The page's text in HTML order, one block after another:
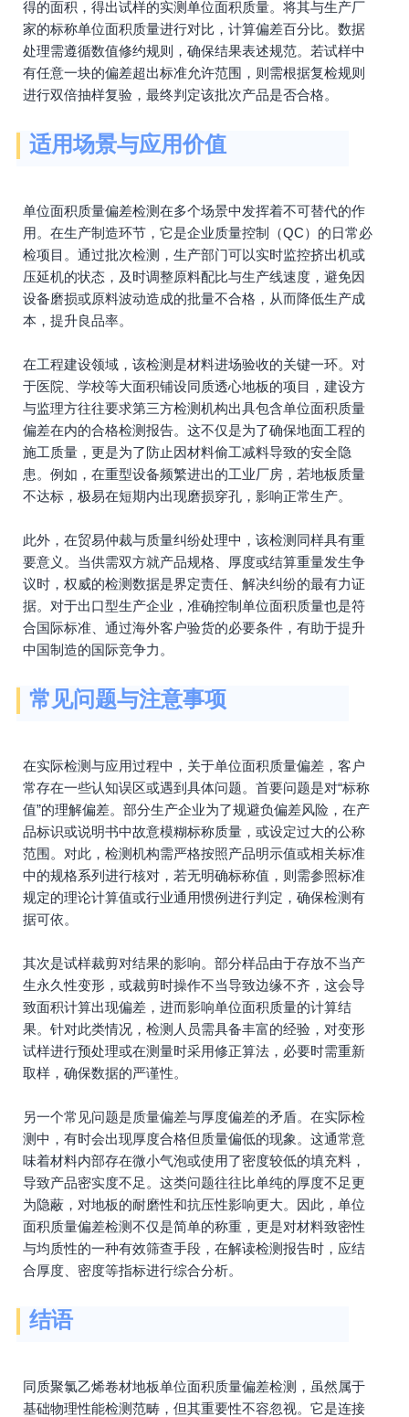
得的面积，得出试样的实测单位面积质量。将其与生产厂
家的标称单位面积质量进行对比，计算偏差百分比。数据
处理需遵循数值修约规则，确保结果表述规范。若试样中
有任意一块的偏差超出标准允许范围，则需根据复检规则
进行双倍抽样复验，最终判定该批次产品是否合格。
适用场景与应用价值
单位面积质量偏差检测在多个场景中发挥着不可替代的作
用。在生产制造环节，它是企业质量控制（QC）的日常必
检项目。通过批次检测，生产部门可以实时监控挤出机或
压延机的状态，及时调整原料配比与生产线速度，避免因
设备磨损或原料波动造成的批量不合格，从而降低生产成
本，提升良品率。
在工程建设领域，该检测是材料进场验收的关键一环。对
于医院、学校等大面积铺设同质透心地板的项目，建设方
与监理方往往要求第三方检测机构出具包含单位面积质量
偏差在内的合格检测报告。这不仅是为了确保地面工程的
施工质量，更是为了防止因材料偷工减料导致的安全隐
患。例如，在重型设备频繁进出的工业厂房，若地板质量
不达标，极易在短期内出现磨损穿孔，影响正常生产。
此外，在贸易仲裁与质量纠纷处理中，该检测同样具有重
要意义。当供需双方就产品规格、厚度或结算重量发生争
议时，权威的检测数据是界定责任、解决纠纷的最有力证
据。对于出口型生产企业，准确控制单位面积质量也是符
合国际标准、通过海外客户验货的必要条件，有助于提升
中国制造的国际竞争力。
常见问题与注意事项
在实际检测与应用过程中，关于单位面积质量偏差，客户
常存在一些认知误区或遇到具体问题。首要问题是对“标称
值”的理解偏差。部分生产企业为了规避负偏差风险，在产
品标识或说明书中故意模糊标称质量，或设定过大的公称
范围。对此，检测机构需严格按照产品明示值或相关标准
中的规格系列进行核对，若无明确标称值，则需参照标准
规定的理论计算值或行业通用惯例进行判定，确保检测有
据可依。
其次是试样裁剪对结果的影响。部分样品由于存放不当产
生永久性变形，或裁剪时操作不当导致边缘不齐，这会导
致面积计算出现偏差，进而影响单位面积质量的计算结
果。针对此类情况，检测人员需具备丰富的经验，对变形
试样进行预处理或在测量时采用修正算法，必要时需重新
取样，确保数据的严谨性。
另一个常见问题是质量偏差与厚度偏差的矛盾。在实际检
测中，有时会出现厚度合格但质量偏低的现象。这通常意
味着材料内部存在微小气泡或使用了密度较低的填充料，
导致产品密实度不足。这类问题往往比单纯的厚度不足更
为隐蔽，对地板的耐磨性和抗压性影响更大。因此，单位
面积质量偏差检测不仅是简单的称重，更是对材料致密性
与均质性的一种有效筛查手段，在解读检测报告时，应结
合厚度、密度等指标进行综合分析。
结语
同质聚氯乙烯卷材地板单位面积质量偏差检测，虽然属于
基础物理性能检测范畴，但其重要性不容忽视。它是连接